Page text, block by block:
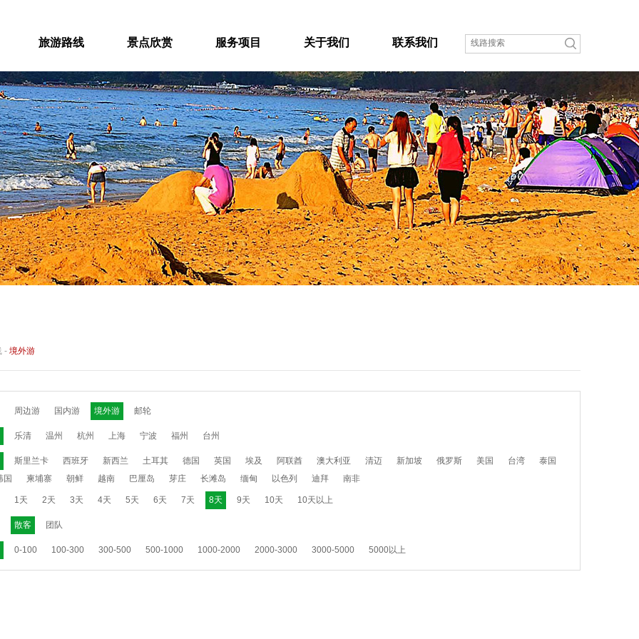
旅游路线 景点欣赏 服务项目 关于我们 联系我们
- 境外游
周边游 国内游 境外游 邮轮
乐清 温州 杭州 上海 宁波 福州 台州
斯里兰卡 西班牙 新西兰 土耳其 德国 英国 埃及 阿联酋 澳大利亚 清迈 新加坡 俄罗斯 美国 台湾
泰国
国
柬埔寨 朝鲜 越南 巴厘岛 芽庄 长滩岛 缅甸 以色列 迪拜 南非
1天 2天 3天 4天 5天 6天 7天 8天 9天 10天 10天以上
散客 团队
0-100 100-300 300-500 500-1000 1000-2000 2000-3000 3000-5000 5000以上